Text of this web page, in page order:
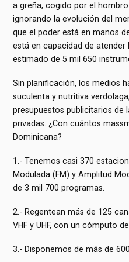
a greña, cogido por el
ignorando la evolución del
que el poder está en manos
está en capacidad de
estimado de 5 mil 650
Sin planificación, los medios
suculenta y nutritiva
presupuestos publicitarios de
privadas. ¿Con cuántos
Dominicana?
1.- Tenemos casi 370
Modulada (FM) y Amplitud
de 3 mil 700 programas.
2.- Regentean más de 125
VHF y UHF, con un cómputo
3.- Disponemos de más de